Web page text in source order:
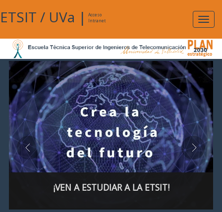
ETSIT / UVa |
Acceso
Intranet
¡VEN A ESTUDIAR A LA ETSIT!